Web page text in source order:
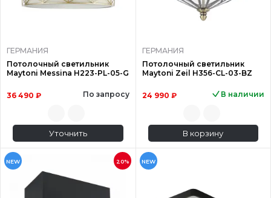
ГЕРМАНИЯ
Потолочный светильник
Maytoni Messina H223-PL-05-G
36 490 ₽ По запросу
Уточнить
ГЕРМАНИЯ
Потолочный светильник
Maytoni Zeil H356-CL-03-BZ
24 990 ₽ В наличии
В корзину
NEW 20% NEW